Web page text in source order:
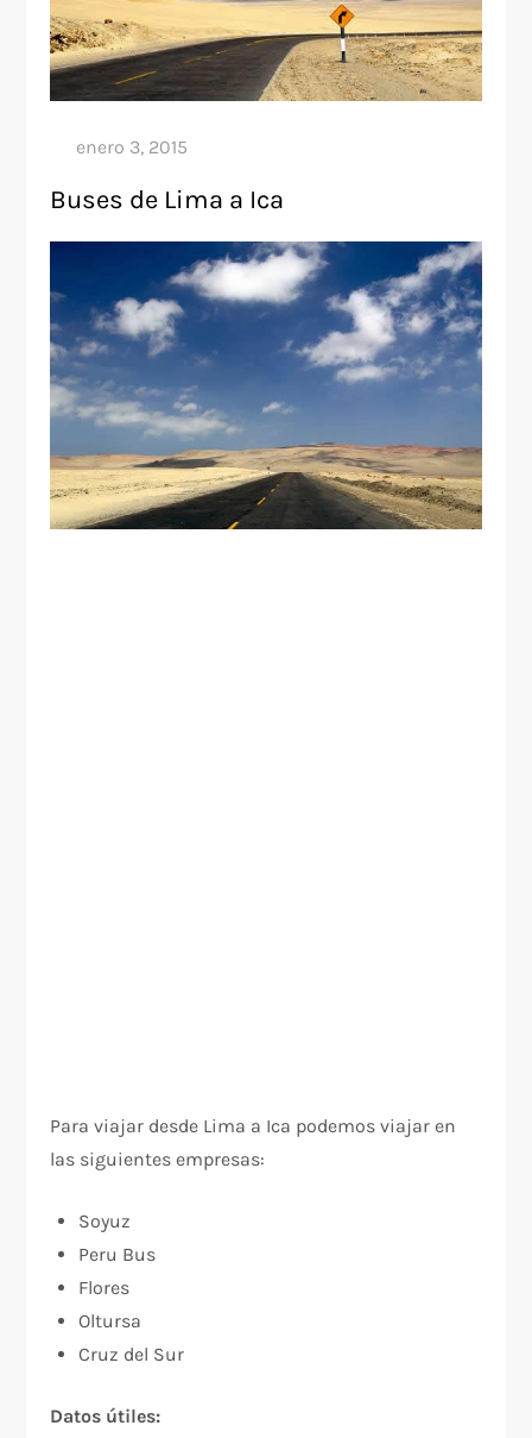
Buses de Lima a Ica
Para viajar desde Lima a Ica podemos viajar en
las siguientes empresas:
Soyuz
Peru Bus
Flores
Oltursa
Cruz del Sur
Datos útiles: